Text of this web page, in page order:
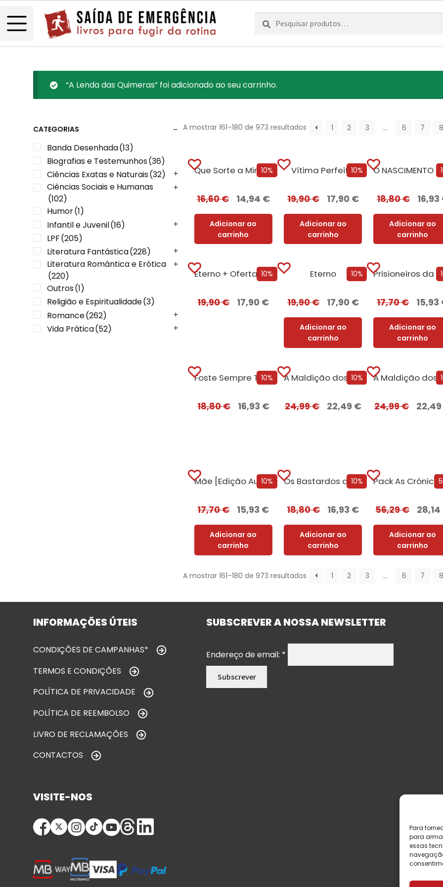
Para
para
essas
Pesquisar
por:
Pesquisa
“A Lenda das Quimeras” foi adicionado ao seu carrinho.
CATEGORIAS
Banda Desenhada(13)
Biografias e Testemunhos(36)
Ciências Exatas e Naturais(32)
Ciências Sociais e Humanas
(102)
Humor(1)
Infantil e Juvenil(16)
LPF(205)
Literatura Fantástica(228)
Literatura Romântica e Erótica
(220)
Outros(1)
Religião e Espiritualidade(3)
Romance(262)
Vida Prática(52)
A mostrar 161–180 de 973 resultados 1 2 3 … 6 7 8
10%
Que Sorte a Minha Tua
16,60€ 14,94 €
Adicionar ao
carrinho
10%
Vítima Perfeita
19,90€ 17,90 €
Adicionar ao
carrinho
O
18,80€ 16,93
Adicionar ao
carrinho
10%
Eterno + Oferta Inocência Mortal
19,90€ 17,90 €
10%
Eterno
19,90€ 17,90 €
Adicionar ao
carrinho
17,70€ 15,93
Adicionar ao
carrinho
10%
Foste Sempre Tu + Oferta O Despertar
18,80€ 16,93 €
10%
A Maldição dos Pecados + Oferta Salvação...
24,99€ 22,49 € 24,99€ 22,49
10%
Mãe [Edição Autografada]
17,70€ 15,93 €
Adicionar ao
carrinho
10%
Os Bastardos de Hitler [Edição Autografada]
18,80€ 16,93 €
Adicionar ao
carrinho
56,29€ 28,14
Adicionar ao
carrinho
A mostrar 161–180 de 973 resultados 1 2 3 … 6 7 8
INFORMAÇÕES ÚTEIS
CONDIÇÕES DE CAMPANHAS*
TERMOS E CONDIÇÕES
POLÍTICA DE PRIVACIDADE
POLÍTICA DE REEMBOLSO
LIVRO DE RECLAMAÇÕES
CONTACTOS
SUBSCREVER A NOSSA NEWSLETTER
Endereço de email: *
VISITE-NOS